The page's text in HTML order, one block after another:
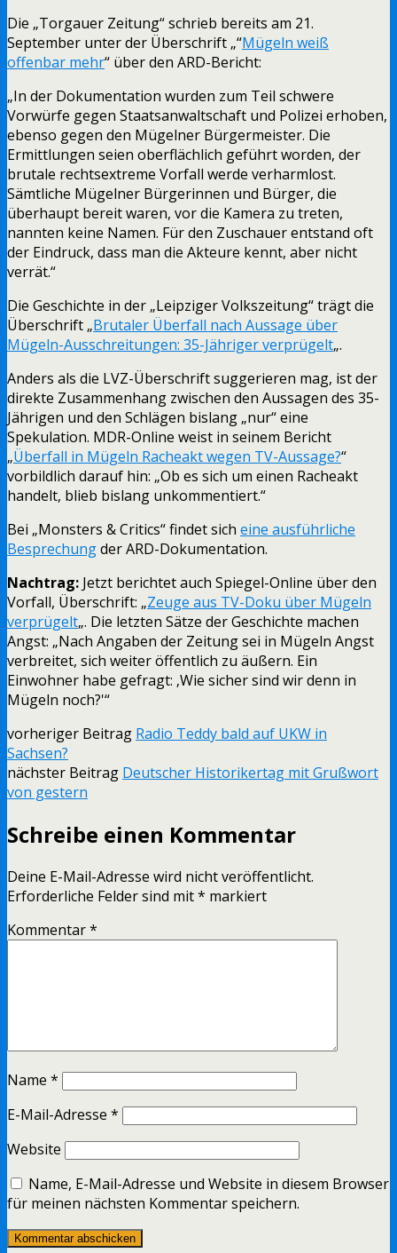
Die „Torgauer Zeitung“ schrieb bereits am 21.
September unter der Überschrift „“Mügeln weiß
offenbar mehr“ über den ARD-Bericht:
„In der Dokumentation wurden zum Teil schwere
Vorwürfe gegen Staatsanwaltschaft und Polizei erhoben,
ebenso gegen den Mügelner Bürgermeister. Die
Ermittlungen seien oberflächlich geführt worden, der
brutale rechtsextreme Vorfall werde verharmlost.
Sämtliche Mügelner Bürgerinnen und Bürger, die
überhaupt bereit waren, vor die Kamera zu treten,
nannten keine Namen. Für den Zuschauer entstand oft
der Eindruck, dass man die Akteure kennt, aber nicht
verrät.“
Die Geschichte in der „Leipziger Volkszeitung“ trägt die
Überschrift „Brutaler Überfall nach Aussage über
Mügeln-Ausschreitungen: 35-Jähriger verprügelt„.
Anders als die LVZ-Überschrift suggerieren mag, ist der
direkte Zusammenhang zwischen den Aussagen des 35-
Jährigen und den Schlägen bislang „nur“ eine
Spekulation. MDR-Online weist in seinem Bericht
„Überfall in Mügeln Racheakt wegen TV-Aussage?“
vorbildlich darauf hin: „Ob es sich um einen Racheakt
handelt, blieb bislang unkommentiert.“
Bei „Monsters & Critics“ findet sich eine ausführliche
Besprechungder ARD-Dokumentation.
Nachtrag: Jetzt berichtet auch Spiegel-Online über den
Vorfall, Überschrift: „Zeuge aus TV-Doku über Mügeln
verprügelt„. Die letzten Sätze der Geschichte machen
Angst: „Nach Angaben der Zeitung sei in Mügeln Angst
verbreitet, sich weiter öffentlich zu äußern. Ein
Einwohner habe gefragt: ‚Wie sicher sind wir denn in
Mügeln noch?'“
vorheriger Beitrag Radio Teddy bald auf UKW in
Sachsen?
nächster Beitrag Deutscher Historikertag mit Grußwort
von gestern
Schreibe einen Kommentar
Deine E-Mail-Adresse wird nicht veröffentlicht.
Erforderliche Felder sind mit* markiert
Kommentar*
Name *
E-Mail-Adresse *
Website
Name, E-Mail-Adresse und Website in diesem Browser
für meinen nächsten Kommentar speichern.